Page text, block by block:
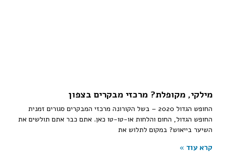
מילקי, מקופלת? מרכזי מבקרים בצפון
החופש הגדול 2020 – בשל הקורונה מרכזי המבקרים סגורים זמנית
החופש הגדול, החום והלחות או-טו-טו כאן. אתם כבר אתם תולשים את
השיער בייאוש? במקום לתלוש את
קרא עוד »